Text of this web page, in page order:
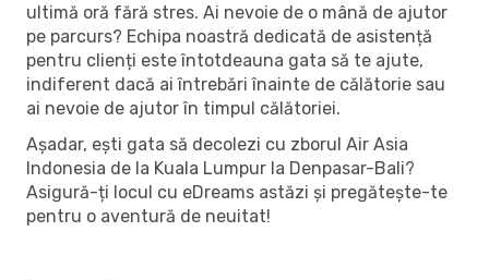
ultimă oră fără stres. Ai nevoie de o mână de ajutor
pe parcurs? Echipa noastră dedicată de asistență
pentru clienți este întotdeauna gata să te ajute,
indiferent dacă ai întrebări înainte de călătorie sau
ai nevoie de ajutor în timpul călătoriei.
Așadar, ești gata să decolezi cu zborul Air Asia
Indonesia de la Kuala Lumpur la Denpasar-Bali?
Asigură-ți locul cu eDreams astăzi și pregătește-te
pentru o aventură de neuitat!